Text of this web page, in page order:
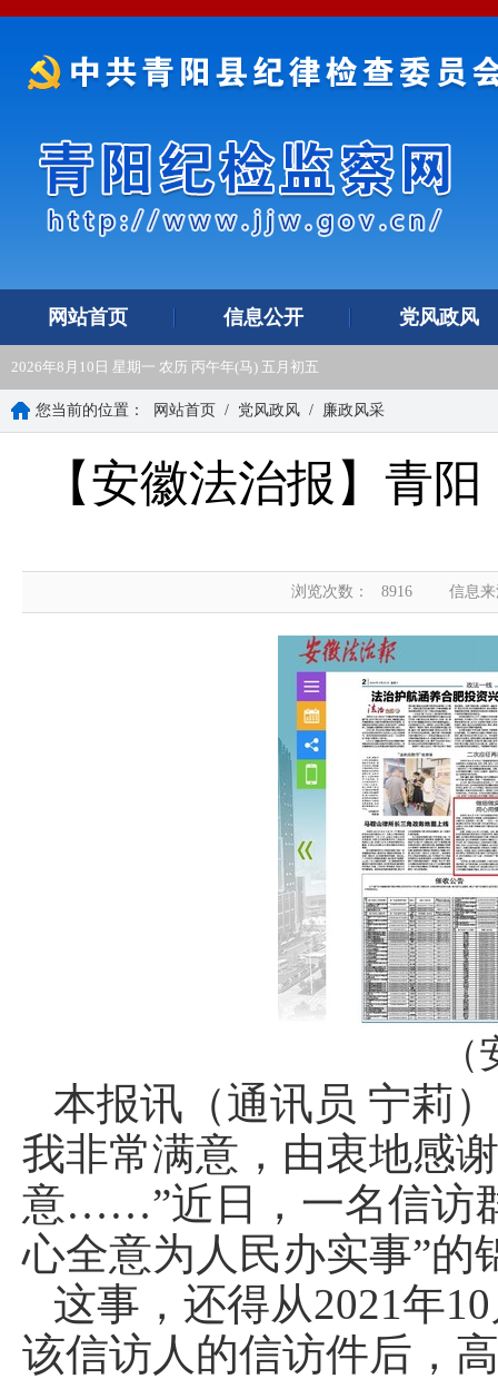
网站首页 信息公开 党风政风
2026年8月10日 星期一 农历 丙午年(马) 五月初五
您当前的位置： 网站首页 / 党风政风 / 廉政风采
【安徽法治报】青
浏览次数： 8916 信息
本报讯（通讯员 宁莉
我非常满意，由衷地感
意……”近日，一名信访
心全意为人民办实事”的
这事，还得从2021年
该信访人的信访件后，